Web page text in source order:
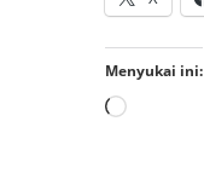
Menyukai ini: